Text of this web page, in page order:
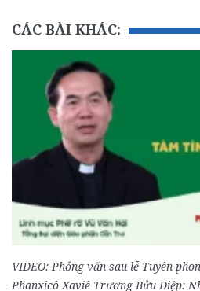
CÁC BÀI KHÁC:
VIDEO: Phỏng vấn sau lễ Tuyên
Phanxicô Xaviê Trương Bửu Diệp: